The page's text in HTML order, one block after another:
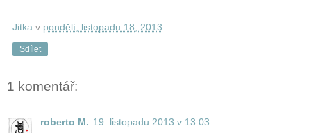
Jitka v pondělí, listopadu 18, 2013
Sdílet
1 komentář:
roberto M. 19. listopadu 2013 v 13:03